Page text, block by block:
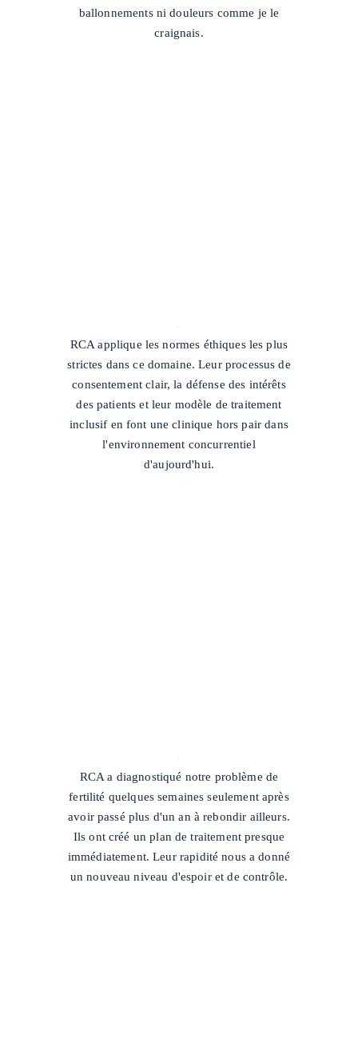
ballonnements ni douleurs comme je le
craignais.
RCA applique les normes éthiques les plus
strictes dans ce domaine. Leur processus de
consentement clair, la défense des intérêts
des patients et leur modèle de traitement
inclusif en font une clinique hors pair dans
l'environnement concurrentiel
d'aujourd'hui.
RCA a diagnostiqué notre problème de
fertilité quelques semaines seulement après
avoir passé plus d'un an à rebondir ailleurs.
Ils ont créé un plan de traitement presque
immédiatement. Leur rapidité nous a donné
un nouveau niveau d'espoir et de contrôle.